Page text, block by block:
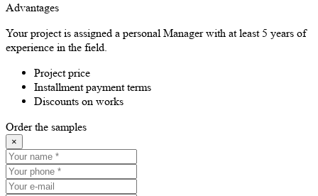
Advantages
Your project is assigned a personal Manager with at least 5 years of
experience in the field.
Project price
Installment payment terms
Discounts on works
Order the samples
×